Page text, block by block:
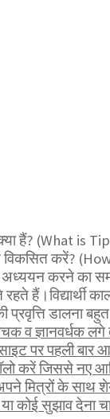
हैं? (What is
विकसित करें?
अध्ययन करने का
हैं।विद्यार्थी
डालना
व ज्ञानवर्धक
पर पहली बार
करें जिससे नए
मित्रों के साथ
कोई सुझाव देना